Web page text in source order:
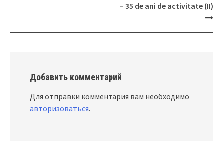
– 35 de ani de activitate (II)
Добавить комментарий
Для отправки комментария вам необходимо
авторизоваться.